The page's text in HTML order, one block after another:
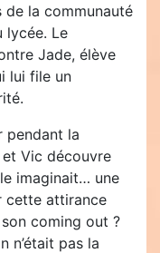
la communauté
lycée. Le
Jade, élève
lui file un
pendant la
et Vic découvre
imaginait… une
cette attirance
coming out ?
n’était pas la